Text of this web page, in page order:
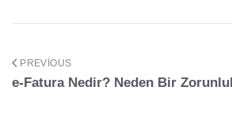
PREVIOUS
e-Fatura Nedir? Neden Bir